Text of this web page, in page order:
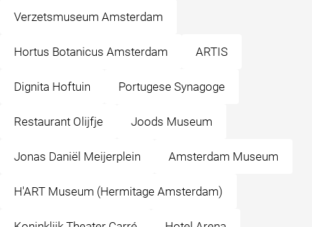
Verzetsmuseum Amsterdam
Hortus Botanicus Amsterdam ARTIS
Dignita Hoftuin Portugese Synagoge
Restaurant Olijfje Joods Museum
Jonas Daniël Meijerplein Amsterdam Museum
H'ART Museum (Hermitage Amsterdam)